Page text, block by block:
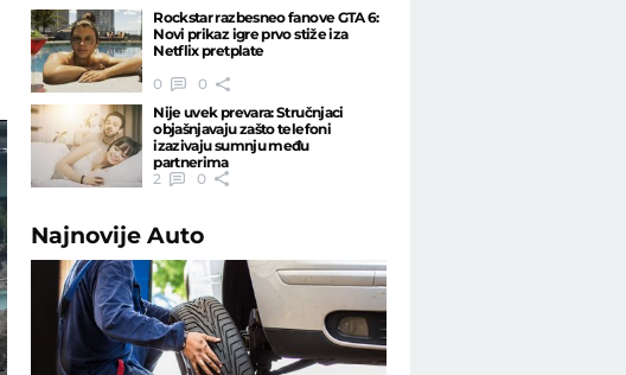
Rockstar razbesneo fanove GTA 6:
Novi prikaz igre prvo stiže iza
Netflix pretplate
0
0
Nije uvek prevara: Stručnjaci
objašnjavaju zašto telefoni
izazivaju sumnju među
partnerima
2
0
NajnovijeAuto